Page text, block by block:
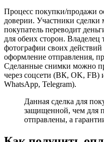
Процесс покупки/продажи
доверии. Участники сделки
покупатель переводит
для обеих сторон. Владелец
фотографии своих действий
оформление отправления,
Сделанные снимки можно
через соцсети (ВК, OK, FB)
WhatsApp, Telegram).
Данная сделка для
защищенной, чем для
отправлены, а